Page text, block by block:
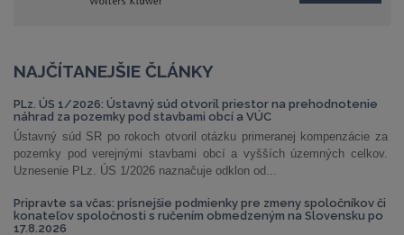
NAJČÍTANEJŠIE ČLÁNKY
PLz. ÚS 1/2026: Ústavný súd otvoril priestor na prehodnotenie
náhrad za pozemky pod stavbami obcí a VÚC
Ústavný súd SR po rokoch otvoril otázku primeranej kompenzácie za
pozemky pod verejnými stavbami obcí a vyšších územných celkov.
Uznesenie PLz. ÚS 1/2026 naznačuje odklon od...
Pripravte sa včas: prísnejšie podmienky pre zmeny spoločníkov či
konateľov spoločnosti s ručením obmedzeným na Slovensku po
17.8.2026